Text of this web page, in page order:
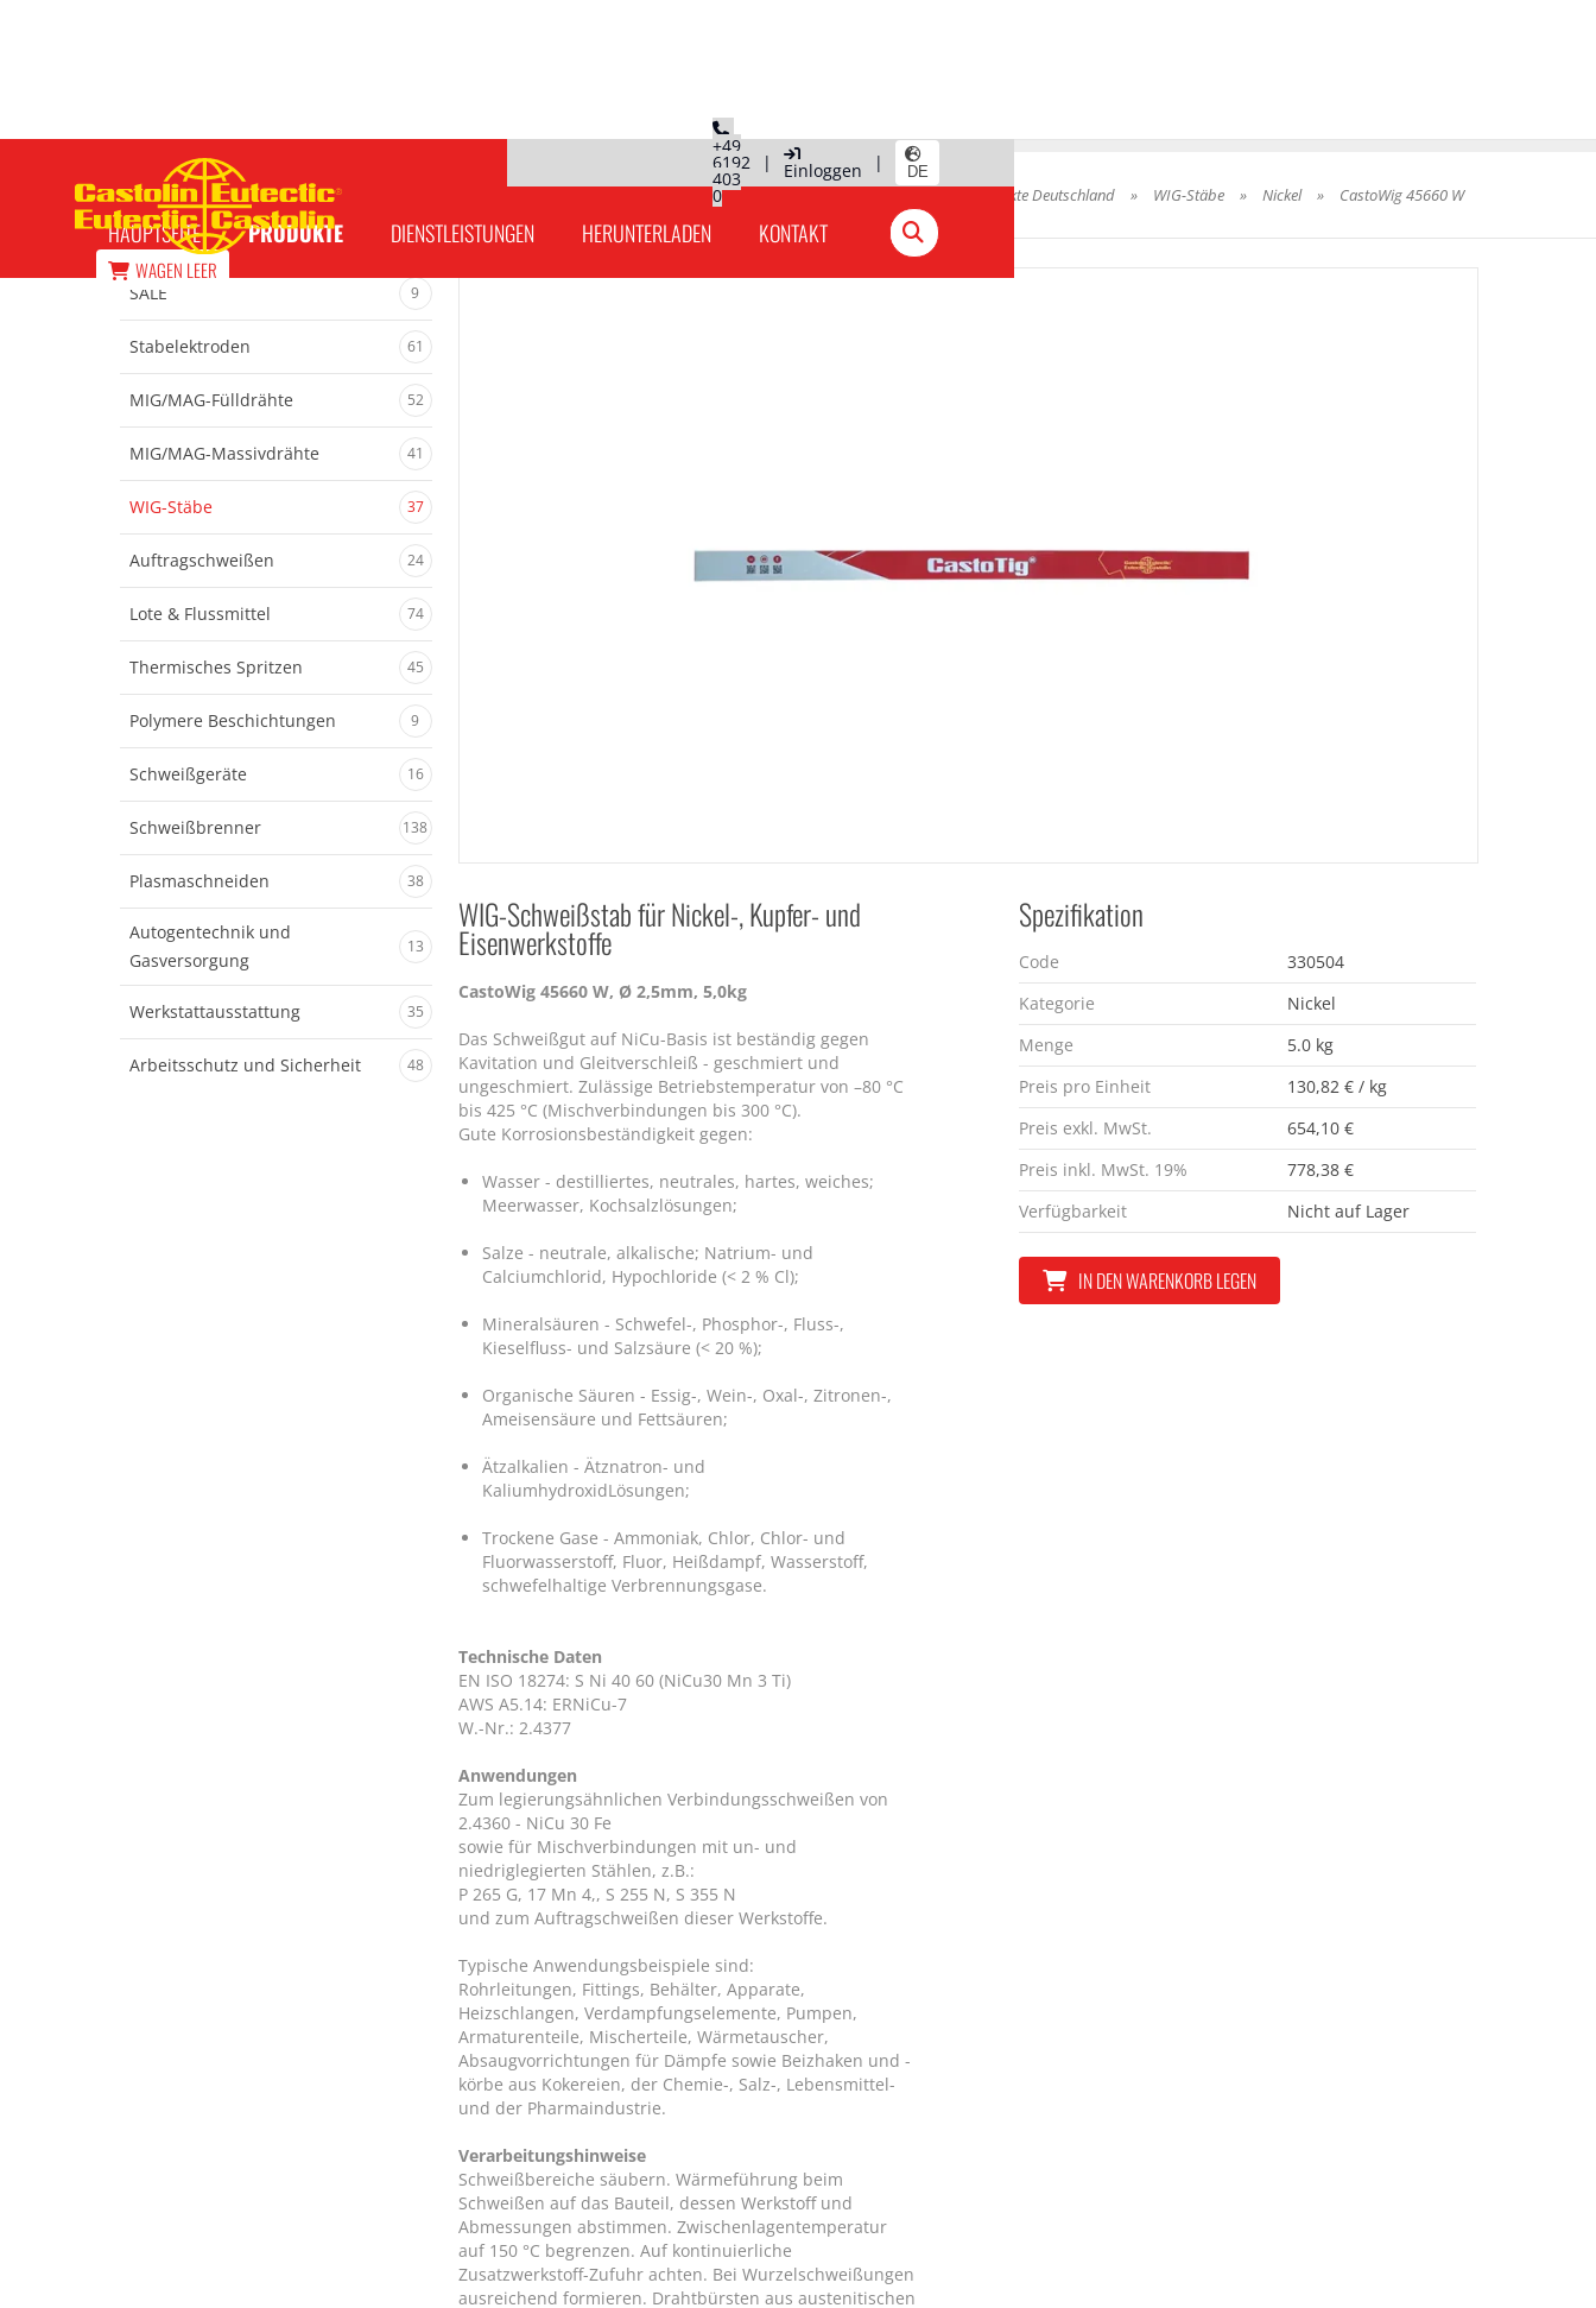
+49
6192
403
0
| Einloggen | DE
HAUPTSEITE PRODUKTE DIENSTLEISTUNGEN HERUNTERLADEN KONTAKT
WAGEN LEER
Produkte Deutschland » WIG-Stäbe » Nickel » CastoWig 45660 W
CastoWig 45660 W
SALE 9
Stabelektroden 61
MIG/MAG-Fülldrähte 52
MIG/MAG-Massivdrähte 41
WIG-Stäbe 37
Auftragschweißen 24
Lote & Flussmittel 74
Thermisches Spritzen 45
Polymere Beschichtungen 9
Schweißgeräte 16
Schweißbrenner 138
Plasmaschneiden 38
Autogentechnik und
Gasversorgung
13
Werkstattausstattung 35
Arbeitsschutz und Sicherheit 48
WIG-Schweißstab für Nickel-, Kupfer- und
Eisenwerkstoffe
CastoWig 45660 W, Ø 2,5mm, 5,0kg
Das Schweißgut auf NiCu-Basis ist beständig gegen
Kavitation und Gleitverschleiß - geschmiert und
ungeschmiert. Zulässige Betriebstemperatur von –80 °C
bis 425 °C (Mischverbindungen bis 300 °C).
Gute Korrosionsbeständigkeit gegen:
Wasser - destilliertes, neutrales, hartes, weiches;
Meerwasser, Kochsalzlösungen;
Salze - neutrale, alkalische; Natrium- und
Calciumchlorid, Hypochloride (< 2 % Cl);
Mineralsäuren - Schwefel-, Phosphor-, Fluss-,
Kieselfluss- und Salzsäure (< 20 %);
Organische Säuren - Essig-, Wein-, Oxal-, Zitronen-,
Ameisensäure und Fettsäuren;
Ätzalkalien - Ätznatron- und
KaliumhydroxidLösungen;
Trockene Gase - Ammoniak, Chlor, Chlor- und
Fluorwasserstoff, Fluor, Heißdampf, Wasserstoff,
schwefelhaltige Verbrennungsgase.
Technische Daten
EN ISO 18274: S Ni 40 60 (NiCu30 Mn 3 Ti)
AWS A5.14: ERNiCu-7
W.-Nr.: 2.4377
Anwendungen
Zum legierungsähnlichen Verbindungsschweißen von
2.4360 - NiCu 30 Fe
sowie für Mischverbindungen mit un- und
niedriglegierten Stählen, z.B.:
P 265 G, 17 Mn 4,, S 255 N, S 355 N
und zum Auftragschweißen dieser Werkstoffe.
Typische Anwendungsbeispiele sind:
Rohrleitungen, Fittings, Behälter, Apparate,
Heizschlangen, Verdampfungselemente, Pumpen,
Armaturenteile, Mischerteile, Wärmetauscher,
Absaugvorrichtungen für Dämpfe sowie Beizhaken und -
körbe aus Kokereien, der Chemie-, Salz-, Lebensmittel-
und der Pharmaindustrie.
Verarbeitungshinweise
Schweißbereiche säubern. Wärmeführung beim
Schweißen auf das Bauteil, dessen Werkstoff und
Abmessungen abstimmen. Zwischenlagentemperatur
auf 150 °C begrenzen. Auf kontinuierliche
Zusatzwerkstoff-Zufuhr achten. Bei Wurzelschweißungen
ausreichend formieren. Drahtbürsten aus austenitischen
Spezifikation
Code
330504
Kategorie
Nickel
Menge
5.0 kg
Preis pro Einheit
130,82 € / kg
Preis exkl. MwSt.
654,10 €
Preis inkl. MwSt. 19%
778,38 €
Verfügbarkeit
Nicht auf Lager
IN DEN WARENKORB LEGEN